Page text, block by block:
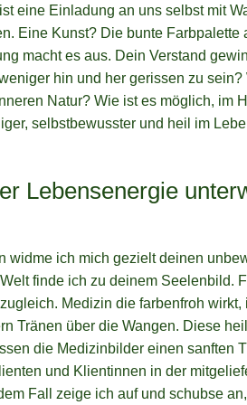
eine Einladung an uns selbst mit
Eine Kunst? Die bunte Farbpalette
macht es aus. Dein Verstand
hin und her gerissen zu sein?
Natur? Wie ist es möglich, im
selbstbewusster und heil im
Lebensenergie
widme ich mich gezielt deinen
finde ich zu deinem Seelenbild.
Medizin die farbenfroh wirkt,
Tränen über die Wangen. Diese
die Medizinbilder einen sanften
und Klientinnen in der
Fall zeige ich auf und schubse